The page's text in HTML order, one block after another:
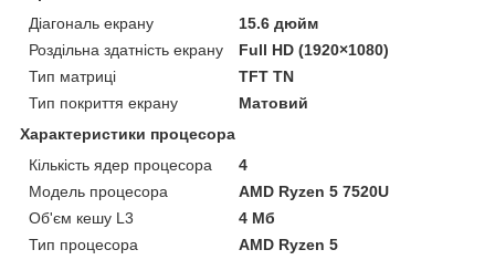
Діагональ екрану
15.6 дюйм
Роздільна здатність екрану
Full HD (1920×1080)
Тип матриці
TFT TN
Тип покриття екрану
Матовий
Характеристики процесора
Кількість ядер процесора
4
Модель процесора
AMD Ryzen 5 7520U
Об'єм кешу L3
4 Мб
Тип процесора
AMD Ryzen 5